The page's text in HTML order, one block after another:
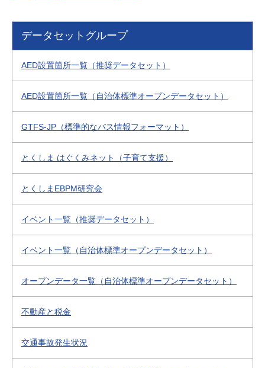
データセットグループ
AED設置箇所一覧（推奨データセット）
AED設置箇所一覧（自治体標準オープンデータセット）
GTFS-JP（標準的なバス情報フォーマット）
とくしま はぐくみネット（子育て支援）
とくしまEBPM研究会
イベント一覧（推奨データセット）
イベント一覧（自治体標準オープンデータセット）
オープンデータ一覧（自治体標準オープンデータセット）
不動産と税金
交通事故発生状況